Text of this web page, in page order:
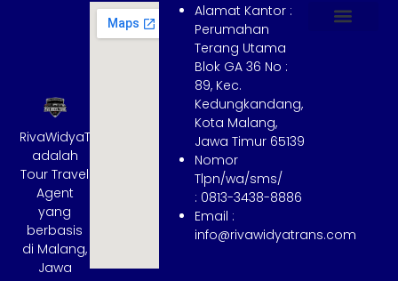
RivaWidyaTrans
adalah
Tour Travel
Agent
yang
berbasis
di Malang,
Jawa
Alamat Kantor :
Perumahan
Terang Utama
Blok GA 36 No :
89, Kec.
Kedungkandang,
Kota Malang,
Jawa Timur 65139
Nomor
Tlpn/wa/sms/
: 0813-3438-8886
Email :
info@rivawidyatrans.com